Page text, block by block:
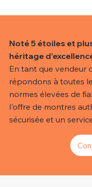
Noté 5 étoiles et
héritage
En tant que vendeur
répondons à toutes
normes élevées de
l'offre de montres
sécurisée et un